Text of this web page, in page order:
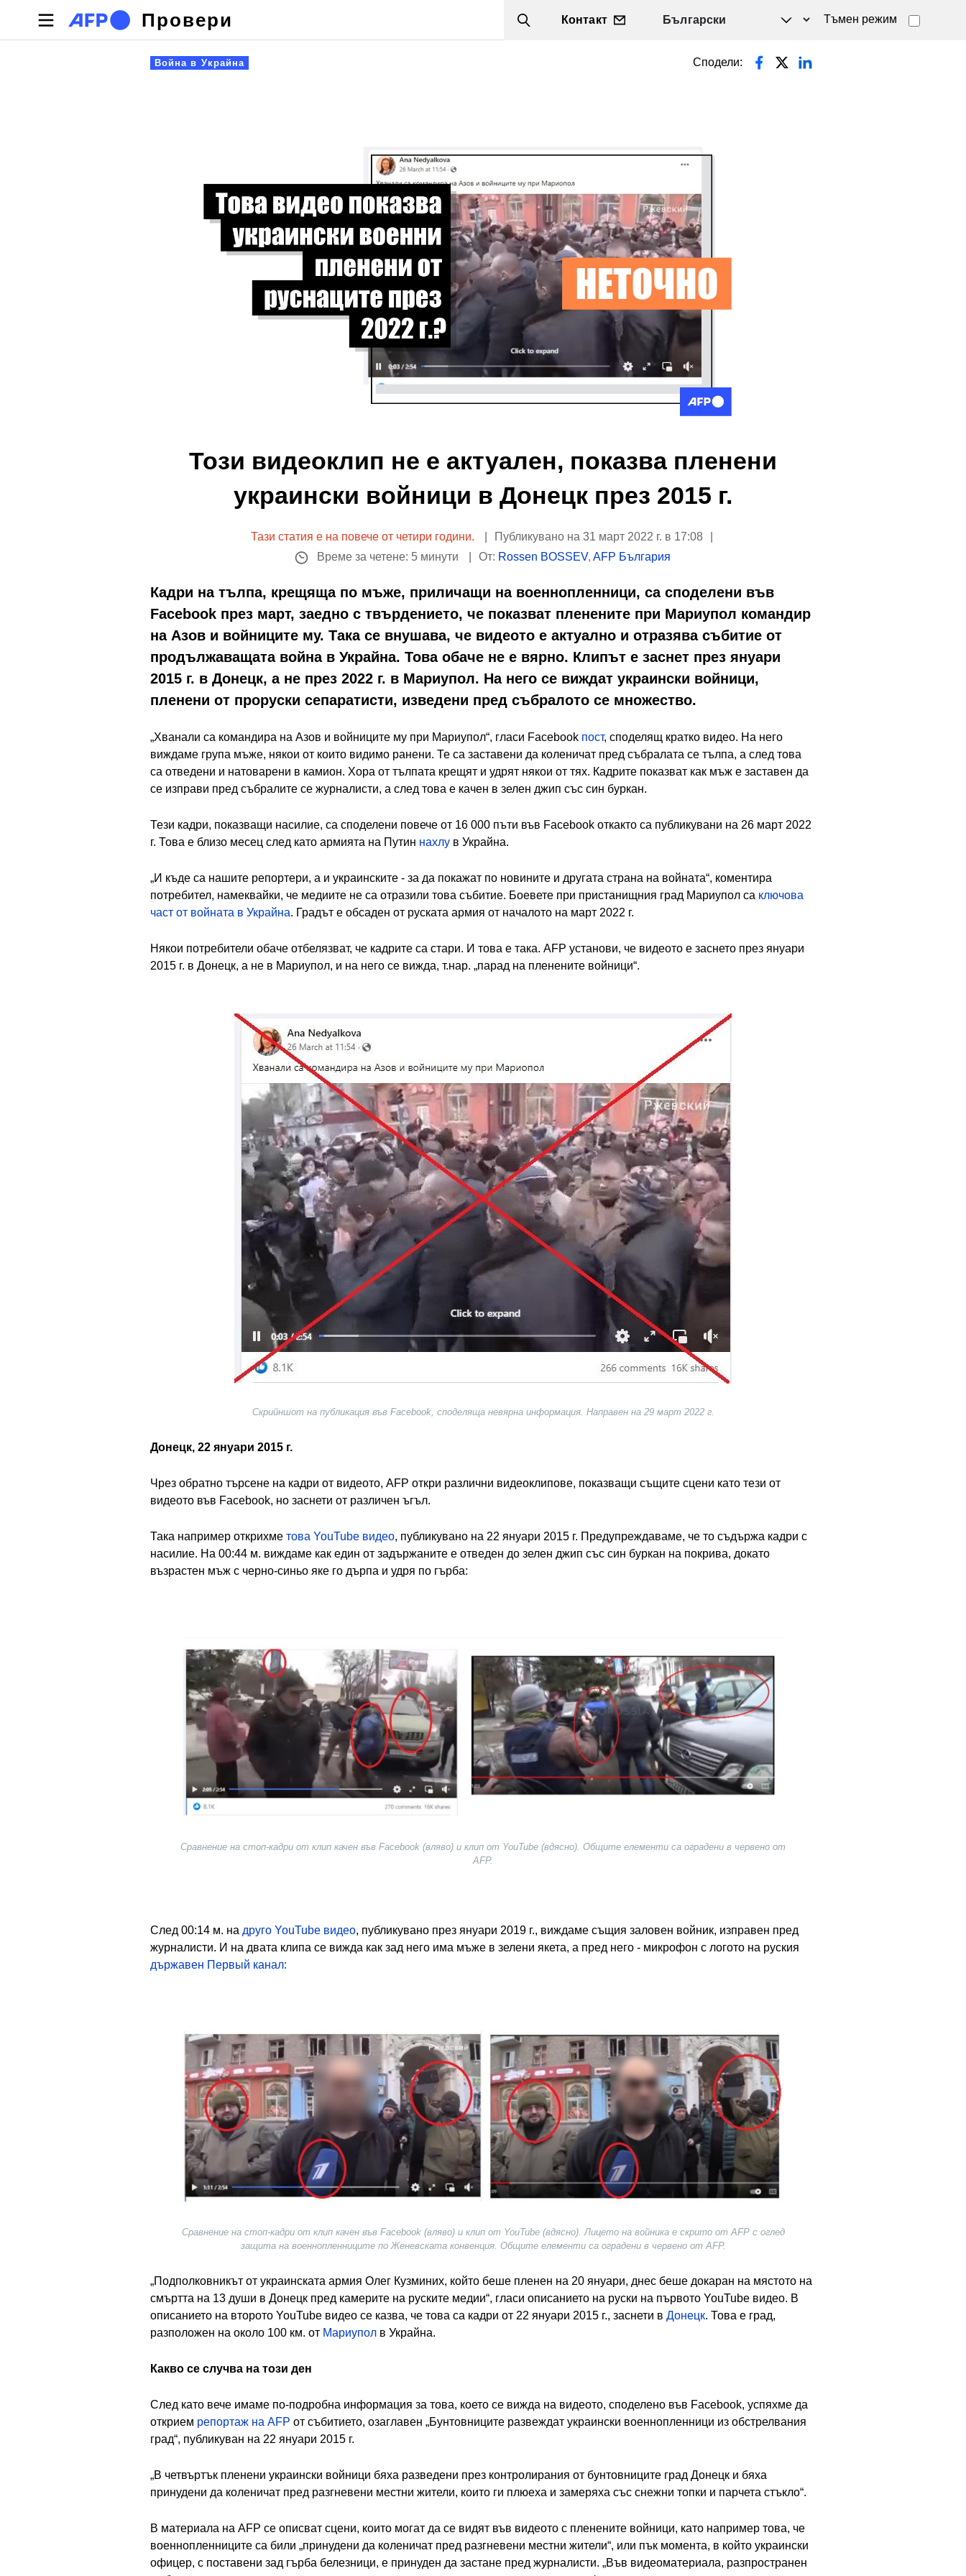
Премини към основното съдържание
Провери Search
Контакт Тъмен режим
Primary tabs
Война в Украйна Сподели:
Този видеоклип не е актуален, показва пленени
украински войници в Донецк през 2015 г.
Тази статия е на повече от четири години.
Публикувано на 31 март 2022 г. в 17:08
Време за четене: 5 минути
От: Rossen BOSSEV,AFP България
Кадри на тълпа, крещяща по мъже, приличащи на военнопленници, са споделени във
Facebook през март, заедно с твърдението, че показват пленените при Мариупол командир
на Азов и войниците му. Така се внушава, че видеото е актуално и отразява събитие от
продължаващата война в Украйна. Това обаче не е вярно. Клипът е заснет през януари
2015 г. в Донецк, а не през 2022 г. в Мариупол. На него се виждат украински войници,
пленени от проруски сепаратисти, изведени пред събралото се множество.
„Хванали са командира на Азов и войниците му при Мариупол“, гласи Facebook пост, споделящ кратко видео. На него
виждаме група мъже, някои от които видимо ранени. Те са заставени да коленичат пред събралата се тълпа, а след това
са отведени и натоварени в камион. Хора от тълпата крещят и удрят някои от тях. Кадрите показват как мъж е заставен да
се изправи пред събралите се журналисти, а след това е качен в зелен джип със син буркан.
Тези кадри, показващи насилие, са споделени повече от 16 000 пъти във Facebook откакто са публикувани на 26 март 2022
г. Това е близо месец след като армията на Путин нахлу в Украйна.
„И къде са нашите репортери, а и украинските - за да покажат по новините и другата страна на войната“, коментира
потребител, намеквайки, че медиите не са отразили това събитие. Боевете при пристанищния град Мариупол са ключова
част от войната в Украйна. Градът е обсаден от руската армия от началото на март 2022 г.
Някои потребители обаче отбелязват, че кадрите са стари. И това е така. AFP установи, че видеото е заснето през януари
2015 г. в Донецк, а не в Мариупол, и на него се вижда, т.нар. „парад на пленените войници“.
Скрийншот на публикация във Facebook, споделяща невярна информация. Направен на 29 март 2022 г.
Донецк, 22 януари 2015 г.
Чрез обратно търсене на кадри от видеото, AFP откри различни видеоклипове, показващи същите сцени като тези от
видеото във Facebook, но заснети от различен ъгъл.
Така например открихме това YouTube видео, публикувано на 22 януари 2015 г. Предупреждаваме, че то съдържа кадри с
насилие. На 00:44 м. виждаме как един от задържаните е отведен до зелен джип със син буркан на покрива, докато
възрастен мъж с черно-синьо яке го дърпа и удря по гърба:
Сравнение на стоп-кадри от клип качен във Facebook (вляво) и клип от YouTube (вдясно). Общите елементи са оградени в червено от
AFP.
След 00:14 м. на друго YouTube видео, публикувано през януари 2019 г., виждаме същия заловен войник, изправен пред
журналисти. И на двата клипа се вижда как зад него има мъже в зелени якета, а пред него - микрофон с логото на руския
държавен Первый канал:
Сравнение на стоп-кадри от клип качен във Facebook (вляво) и клип от YouTube (вдясно). Лицето на войника е скрито от AFP с оглед
защита на военнопленниците по Женевската конвенция. Общите елементи са оградени в червено от AFP.
„Подполковникът от украинската армия Олег Кузминих, който беше пленен на 20 януари, днес беше докаран на мястото на
смъртта на 13 души в Донецк пред камерите на руските медии“, гласи описанието на руски на първото YouTube видео. В
описанието на второто YouTube видео се казва, че това са кадри от 22 януари 2015 г., заснети в Донецк. Това е град,
разположен на около 100 км. от Мариупол в Украйна.
Какво се случва на този ден
След като вече имаме по-подробна информация за това, което се вижда на видеото, споделено във Facebook, успяхме да
открием репортаж на AFP от събитието, озаглавен „Бунтовниците развеждат украински военнопленници из обстрелвания
град“, публикуван на 22 януари 2015 г.
„В четвъртък пленени украински войници бяха разведени през контролирания от бунтовниците град Донецк и бяха
принудени да коленичат пред разгневени местни жители, които ги плюеха и замеряха със снежни топки и парчета стъкло“.
В материала на AFP се описват сцени, които могат да се видят във видеото с пленените войници, като например това, че
военнопленниците са били „принудени да коленичат пред разгневени местни жители“, или пък момента, в който украински
офицер, с поставени зад гърба белезници, е принуден да застане пред журналисти. „Във видеоматериала, разпространен